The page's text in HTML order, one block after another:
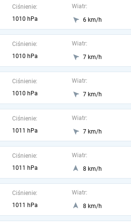
Ciśnienie:
1010 hPa
Wiatr:
6 km/h
Ciśnienie:
1010 hPa
Wiatr:
7 km/h
Ciśnienie:
1010 hPa
Wiatr:
7 km/h
Ciśnienie:
1011 hPa
Wiatr:
7 km/h
Ciśnienie:
1011 hPa
Wiatr:
8 km/h
Ciśnienie:
1011 hPa
Wiatr:
8 km/h